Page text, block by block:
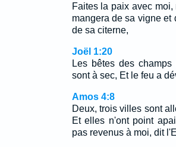
Faites la paix avec
mangera de sa vigne et
de sa citerne,
Joël 1:20
Les bêtes des
sont à sec, Et le feu a
Amos 4:8
Deux, trois villes sont
Et elles n'ont point
pas revenus à moi, dit